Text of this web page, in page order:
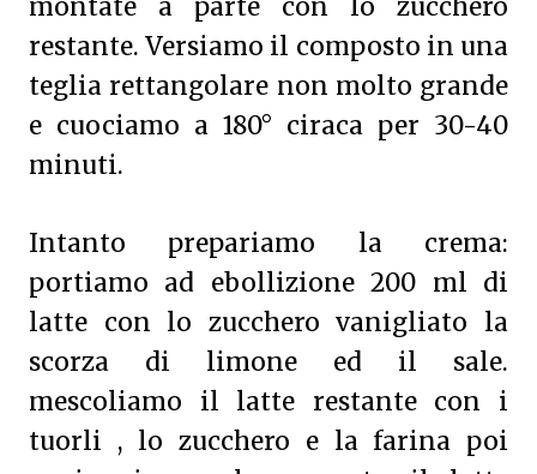
montate a parte con lo zucchero
restante. Versiamo il composto in una
teglia rettangolare non molto grande
e cuociamo a 180° ciraca per 30-40
minuti.
Intanto prepariamo la crema:
portiamo ad ebollizione 200 ml di
latte con lo zucchero vanigliato la
scorza di limone ed il sale.
mescoliamo il latte restante con i
tuorli , lo zucchero e la farina poi